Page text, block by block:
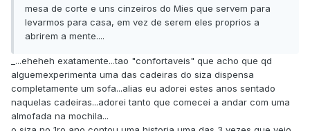
mesa de corte e uns cinzeiros do Mies que servem para
levarmos para casa, em vez de serem eles proprios a
abrirem a mente....
_...eheheh exatamente...tao "confortaveis" que acho que qd
alguemexperimenta uma das cadeiras do siza dispensa
completamente um sofa...alias eu adorei estes anos sentado
naquelas cadeiras...adorei tanto que comecei a andar com uma
almofada na mochila...